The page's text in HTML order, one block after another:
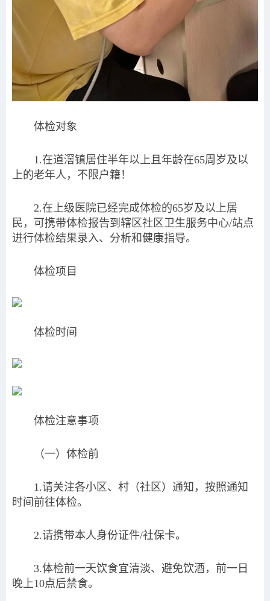
体检对象
1.在道滘镇居住半年以上且年龄在65周岁及以
上的老年人，不限户籍！
2.在上级医院已经完成体检的65岁及以上居
民，可携带体检报告到辖区社区卫生服务中心/站点
进行体检结果录入、分析和健康指导。
体检项目
体检时间
体检注意事项
（一）体检前
1.请关注各小区、村（社区）通知，按照通知
时间前往体检。
2.请携带本人身份证件/社保卡。
3.体检前一天饮食宜清淡、避免饮酒，前一日
晚上10点后禁食。